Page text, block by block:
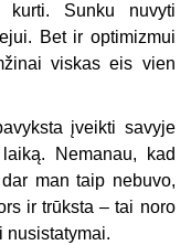
kurti. Sunku nuvyti
Bet ir optimizmui
viskas eis vien
įveikti savyje
Nemanau, kad
man taip nebuvo,
ir trūksta – tai noro
nusistatymai.